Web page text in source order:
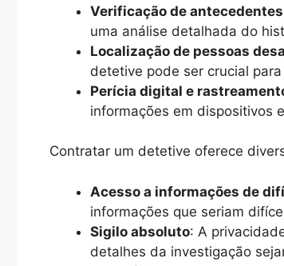
Verificação de antecedentes
uma análise detalhada do
Localização de pessoas
detetive pode ser crucial
Perícia digital e
informações em dispositivos
Contratar um detetive oferece
Acesso a informações de
informações que seriam
Sigilo absoluto: A
detalhes da investigação